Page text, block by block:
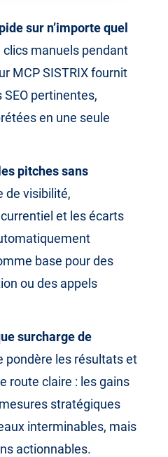
sur n’importe quel
clics manuels pendant
MCP SISTRIX fournit
pertinentes,
en une seule
pitches sans
de visibilité,
et les écarts
base pour des
ou des appels
surcharge de
pondère les résultats et
route claire : les gains
stratégiques
interminables, mais
actionnables.